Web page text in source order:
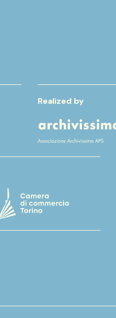
Realized by